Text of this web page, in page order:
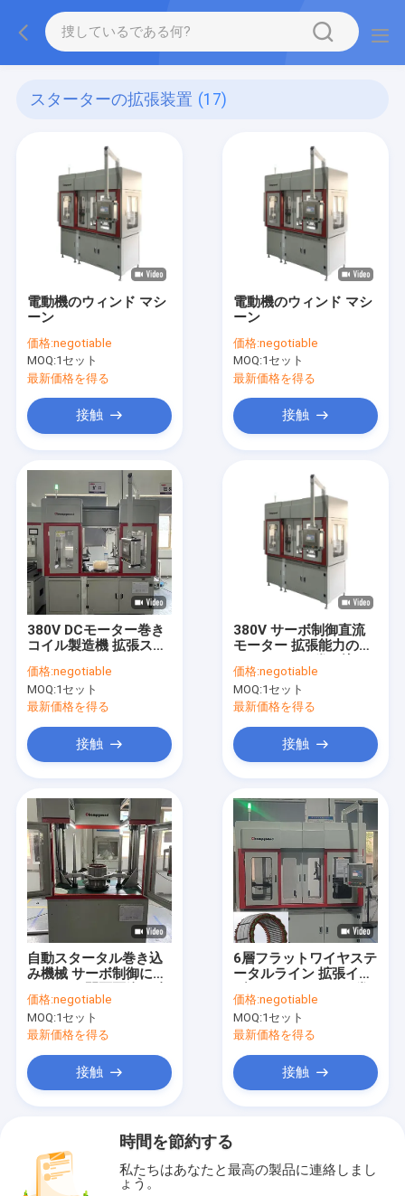
スターターの拡張装置 (17)
電動機のウィンド マシ
ーン
価格:negotiable
MOQ:1セット
最新価格を得る
接触
電動機のウィンド マシ
ーン
価格:negotiable
MOQ:1セット
最新価格を得る
接触
380V DCモーター巻き
コイル製造機 拡張ステ
価格:negotiable
MOQ:1セット
最新価格を得る
接触
380V サーボ制御直流
モーター 拡張能力のあ
機
価格:negotiable
MOQ:1セット
最新価格を得る
接触
自動スタータル巻き込
み機械 サーボ制御によ
化する
価格:negotiable
MOQ:1セット
最新価格を得る
接触
6層フラットワイヤステ
ータルライン 拡張イン
き込み機械 ODM
価格:negotiable
MOQ:1セット
最新価格を得る
接触
時間を節約する
私たちはあなたと最高の製品に連絡しまし
ょう。